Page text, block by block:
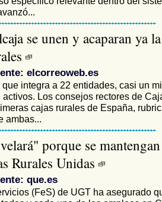
se unen y acaparan ya
elcorreoweb.es
integra a 22 entidades, casi un
Los consejos rectores de
cajas rurales de España,
ambas...
porque se
Rurales Unidas
que.es
(FeS) de UGT ha asegurado